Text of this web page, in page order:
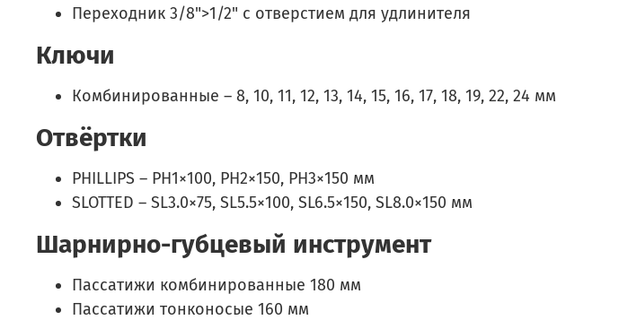
Переходник 3/8">1/2" с отверстием для удлинителя
Ключи
Комбинированные – 8, 10, 11, 12, 13, 14, 15, 16, 17, 18, 19, 22, 24 мм
Отвёртки
PHILLIPS – PH1×100, PH2×150, PH3×150 мм
SLOTTED – SL3.0×75, SL5.5×100, SL6.5×150, SL8.0×150 мм
Шарнирно-губцевый инструмент
Пассатижи комбинированные 180 мм
Пассатижи тонконосые 160 мм